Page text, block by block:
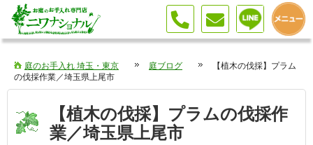
庭のお手入れ 埼玉・東京 庭ブログ
【植木の伐採】プラム
の伐採作業／埼玉県上尾市
【植木の伐採】プラムの伐採作
業／埼玉県上尾市